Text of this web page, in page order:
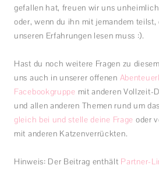
gefallen hat, freuen wir uns
oder, wenn du ihn mit jemandem
unseren Erfahrungen lesen muss :).
Hast du noch weitere Fragen zu
uns auch in unserer offenen
Facebookgruppe mit anderen Vollzeit-
und allen anderen Themen rund um
gleich bei und stelle deine Frage oder
mit anderen Katzenverrückten.
Hinweis: Der Beitrag enthält Partner-